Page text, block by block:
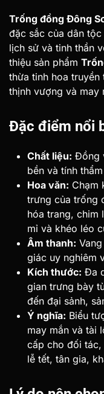
Trống đồng Đông
đặc sắc của dân
lịch sử và tinh thần
thiệu sản phẩm
thừa tinh hoa
thịnh vượng và may
Đặc điểm nổi
Chất liệu: Đồng
bền và tính
Hoa văn: Chạm
trưng của trống
hóa trang, chim
mỉ và khéo léo
Âm thanh:
giác uy nghiêm
Kích thước: Đa
gian trưng bày
đến đại sảnh,
Ý nghĩa: Biểu
may mắn và tài
cấp cho đối
lễ tết, tân gia,